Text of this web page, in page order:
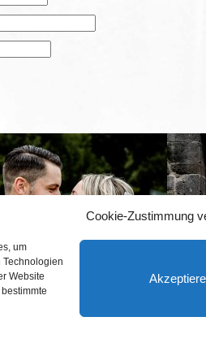
Cookie-Zustimmung
um
Website